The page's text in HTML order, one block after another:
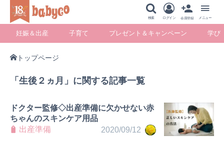
検索 ログイン 会員登録 メニュー
妊娠＆出産 子育て プレゼント＆キャンペーン 学び
トップページ
「生後２ヵ月」に関する記事一覧
2020/09/12
ドクター監修◇出産準備に欠かせない赤
ちゃんのスキンケア用品
出産準備
ャンペーン